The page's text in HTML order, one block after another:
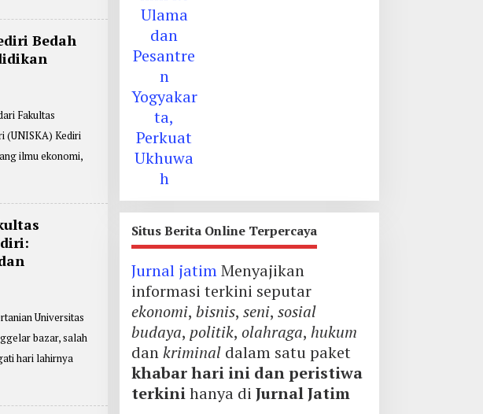
Bedah
Fakultas
(UNISKA) Kediri
ilmu ekonomi,
Universitas
bazar, salah
hari lahirnya
Situs Berita Online Terpercaya
Jurnal jatimMenyajikan
informasi terkini seputar
ekonomi, bisnis, seni, sosial
budaya, politik, olahraga, hukum
dankriminaldalam satu paket
khabar hari ini dan peristiwa
terkinihanya di Jurnal Jatim